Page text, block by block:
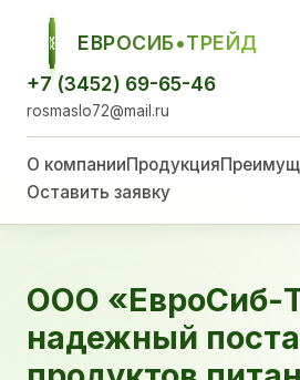
ЕСТ
ЕВРОСИБ•ТРЕЙД
+7 (3452) 69-65-46
rosmaslo72@mail.ru
О компанииПродукция
Оставить заявку
ООО «ЕвроСиб-
надежный